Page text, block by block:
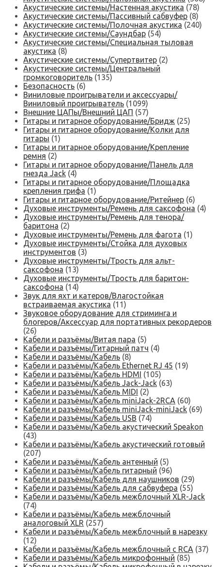
Акустические системы/Настенная акустика (78)
Акустические системы/Пассивный сабвуфер (8)
Акустические системы/Полочная акустика (240)
Акустические системы/Саундбар (54)
Акустические системы/Специальная тыловая
акустика (8)
Акустические системы/Супертвитер (2)
Акустические системы/Центральный
громкоговоритель (135)
Безопасность (6)
Виниловые проигрыватели и аксессуары/
Виниловый проигрыватель (1099)
Внешние ЦАПы/Внешний ЦАП (57)
Гитары и гитарное оборудование/Бридж (25)
Гитары и гитарное оборудование/Колки для
гитары (1)
Гитары и гитарное оборудование/Крепление
ремня (2)
Гитары и гитарное оборудование/Панель для
гнезда Jack (4)
Гитары и гитарное оборудование/Площадка
крепления грифа (1)
Гитары и гитарное оборудование/Ритейнер (6)
Духовые инструменты/Ремень для саксофона (4)
Духовые инструменты/Ремень для тенора/
баритона (2)
Духовые инструменты/Ремень для фагота (1)
Духовые инструменты/Стойка для духовых
инструментов (3)
Духовые инструменты/Трость для альт-
саксофона (13)
Духовые инструменты/Трость для баритон-
саксофона (14)
Звук для яхт и катеров/Влагостойкая
встраиваемая акустика (11)
Звуковое оборудование для стриминга и
блогеров/Аксессуар для портативных рекордеров
(26)
Кабели и разъёмы/Витая пара (5)
Кабели и разъёмы/Гитарный патч (4)
Кабели и разъёмы/Кабель (8)
Кабели и разъёмы/Кабель Ethernet RJ 45 (19)
Кабели и разъёмы/Кабель HDMI (105)
Кабели и разъёмы/Кабель Jack-Jack (63)
Кабели и разъёмы/Кабель MIDI (2)
Кабели и разъёмы/Кабель miniJack-2RCA (60)
Кабели и разъёмы/Кабель miniJack-miniJack (69)
Кабели и разъёмы/Кабель USB (74)
Кабели и разъёмы/Кабель акустический Speakon
(43)
Кабели и разъёмы/Кабель акустический готовый
(207)
Кабели и разъёмы/Кабель антенный (5)
Кабели и разъёмы/Кабель гитарный (96)
Кабели и разъёмы/Кабель для наушников (29)
Кабели и разъёмы/Кабель для сабвуфера (55)
Кабели и разъёмы/Кабель межблочный XLR-Jack
(74)
Кабели и разъёмы/Кабель межблочный
аналоговый XLR (257)
Кабели и разъёмы/Кабель межблочный в нарезку
(12)
Кабели и разъёмы/Кабель межблочный с RCA (37)
Кабели и разъёмы/Кабель микрофонный (85)